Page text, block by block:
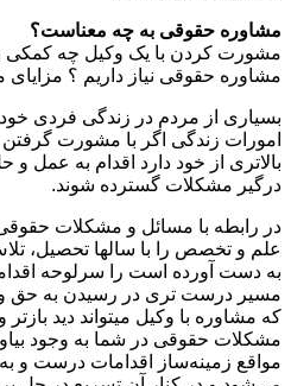
مشاوره حقوقی به چه معناست؟
مشورت کردن با یک وکیل چه کمکی
مشاوره حقوقی نیاز داریم ؟
بسیاری از مردم در زندگی فردی
امورات زندگی اگر با مشورت گرفتن
بالاتری از خود دارد اقدام به عمل و
درگیر مشکلات گسترده شوند.
در رابطه با مسائل و مشکلات
علم و تخصص را با سالها تحصیل،
به دست آورده است را سرلوحه
مسیر درست تری در رسیدن به حق و
که مشاوره با وکیل میتواند دید
مشکلات حقوقی در شما به وجود
مواقع زمینه‌ساز اقدامات درست و